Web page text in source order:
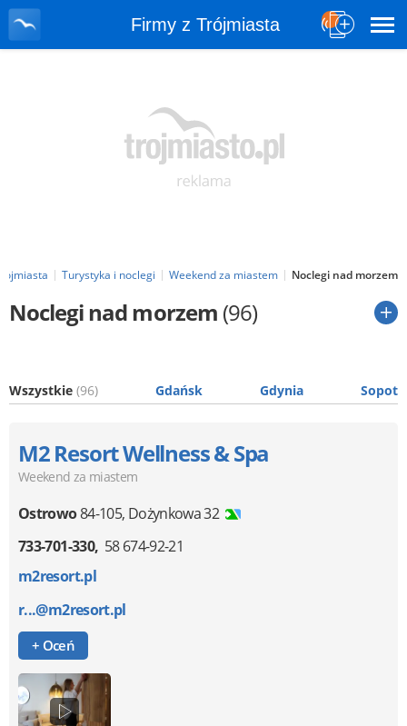
Firmy z Trójmiasta
Turystyka i noclegi Weekend za miastem Noclegi nad morzem
Noclegi nad morzem (96)
Wszystkie (96) Gdańsk Gdynia Sopot
M2 Resort Wellness & Spa
Weekend za miastem
Ostrowo84-105, Dożynkowa 32
733-701-330 58 674-92-21
m2resort.pl
r...@m2resort.pl
+ Oceń